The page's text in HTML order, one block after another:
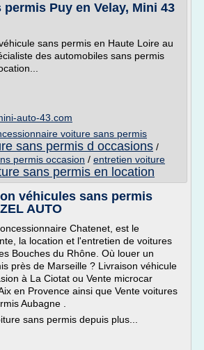
Puy en Velay, Mini 43
sans permis en Haute Loire au
des automobiles sans permis
auto-43.com
voiture sans permis
sans permis d occasions /
permis occasion / entretien voiture
sans permis en location
véhicules sans permis
AUTO
Chatenet, est le
la location et l'entretien de voitures
Bouches du Rhône. Où louer un
près de Marseille ? Livraison véhicule
à La Ciotat ou Vente microcar
en Provence ainsi que Vente voitures
Aubagne .
sans permis depuis plus...